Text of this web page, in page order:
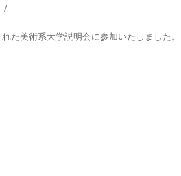
/
た美術系大学説明会に参加いたしました。